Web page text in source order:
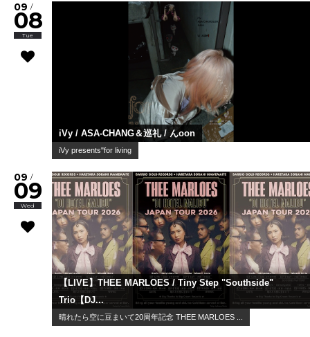
09 /
08
Tue
iVy / ASA-CHANG＆巡礼 / んoon
iVy presents"for living
09 /
09
Wed
【LIVE】THEE MARLOES / Tiny Step "Southside"
Trio【DJ...
晴れたら空に豆まいて20周年記念 THEE MARLOES ...